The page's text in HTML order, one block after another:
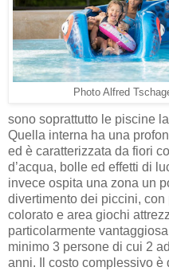
Photo Alfred
sono soprattutto le piscine
Quella interna ha una
ed è caratterizzata da fiori
d’acqua, bolle ed effetti di
invece ospita una zona un
divertimento dei piccini,
colorato e area giochi
particolarmente
minimo 3 persone di cui 2
anni. Il costo complessivo è